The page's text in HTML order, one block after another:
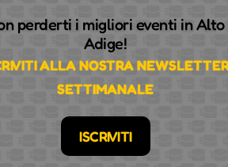
perderti i migliori eventi in Alto
Adige!
ALLA NOSTRA
SETTIMANALE
ISCRIVITI